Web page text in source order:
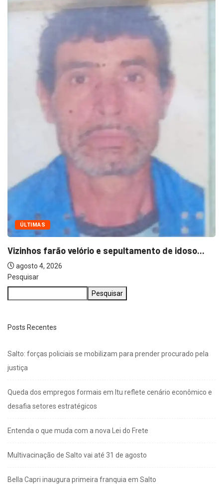
Homem perde a memória, está em casa...
agosto 3, 2026
Pesquisar
Pesquisar
Posts Recentes
Salto: forças policiais se mobilizam para prender procurado pela
justiça
Queda dos empregos formais em Itu reflete cenário econômico e
desafia setores estratégicos
Entenda o que muda com a nova Lei do Frete
Multivacinação de Salto vai até 31 de agosto
Bella Capri inaugura primeira franquia em Salto